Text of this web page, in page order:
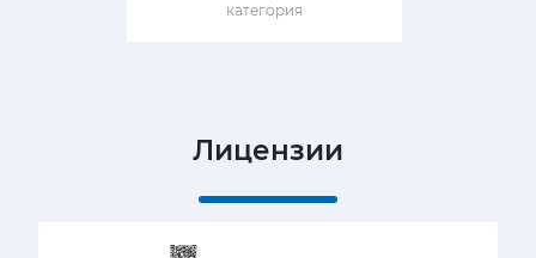
категория
Лицензии